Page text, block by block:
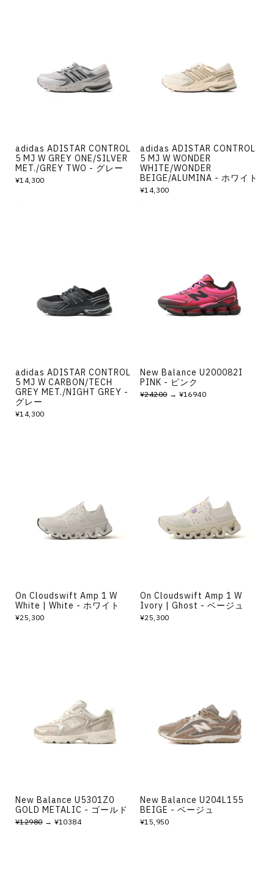
adidas ADISTAR CONTROL
5 MJ W GREY ONE/SILVER
MET./GREY TWO - グレー
¥14,300
adidas ADISTAR CONTROL
5 MJ W WONDER
WHITE/WONDER
BEIGE/ALUMINA - ホワイト
¥14,300
adidas ADISTAR CONTROL
5 MJ W CARBON/TECH
GREY MET./NIGHT GREY -
グレー
¥14,300
New Balance U200082I
PINK - ピンク
¥24200→ ¥16940
On Cloudswift Amp 1 W
White | White - ホワイト
¥25,300
On Cloudswift Amp 1 W
Ivory | Ghost - ベージュ
¥25,300
New Balance U5301Z0
GOLD METALIC - ゴールド
¥12980→ ¥10384
New Balance U204L155
BEIGE - ベージュ
¥15,950